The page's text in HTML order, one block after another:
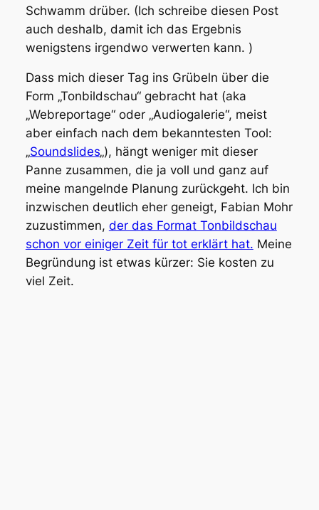
Schwamm drüber. (Ich schreibe diesen Post
auch deshalb, damit ich das Ergebnis
wenigstens irgendwo verwerten kann. )
Dass mich dieser Tag ins Grübeln über die
Form „Tonbildschau“ gebracht hat (aka
„Webreportage“ oder „Audiogalerie“, meist
aber einfach nach dem bekanntesten Tool:
„Soundslides„), hängt weniger mit dieser
Panne zusammen, die ja voll und ganz auf
meine mangelnde Planung zurückgeht. Ich bin
inzwischen deutlich eher geneigt, Fabian Mohr
zuzustimmen, der das Format Tonbildschau
schon vor einiger Zeit für tot erklärt hat. Meine
Begründung ist etwas kürzer: Sie kosten zu
viel Zeit.